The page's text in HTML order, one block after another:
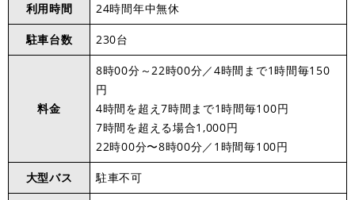
利用時間 24時間年中無休
駐車台数 230台
料金
​​8時00分～22時00分／4時間まで1時間毎150
円
4時間を超え7時間まで1時間毎100円
7時間を超える場合1,000円
22時00分〜8時00分／1時間毎100円
大型バス 駐車不可